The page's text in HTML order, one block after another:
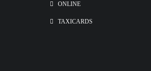
ONLINE
TAXICARDS